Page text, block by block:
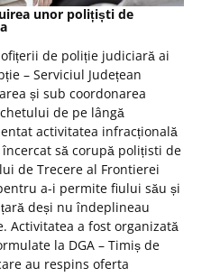
unor polițiști de
de poliție judiciară ai
– Serviciul Județean
și sub coordonarea
de pe lângă
activitatea infracțională
să corupă polițisti de
de Trecere al Frontierei
a-i permite fiului său și
deși nu îndeplineau
Activitatea a fost organizată
la DGA – Timiș de
au respins oferta